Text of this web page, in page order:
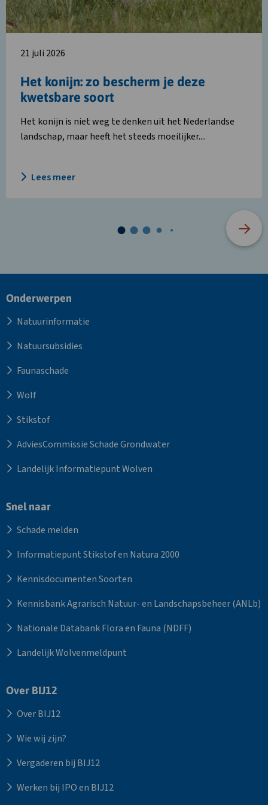
Het konijn: zo bescherm je deze
kwetsbare soort
21 juli 2026
Het konijn is niet weg te denken uit het Nederlandse
landschap, maar heeft het steeds moeilijker....
Lees meer
deze
kwetsbare
Site
Onderwerpen
Natuurinformatie
Natuursubsidies
Faunaschade
Wolf
Stikstof
AdviesCommissie Schade Grondwater
Landelijk Informatiepunt Wolven
Snel naar
Schade melden
Informatiepunt Stikstof en Natura 2000
Kennisdocumenten Soorten
Kennisbank Agrarisch Natuur- en Landschapsbeheer (ANLb)
Nationale Databank Flora en Fauna (NDFF)
Landelijk Wolvenmeldpunt
Over BIJ12
Over BIJ12
Wie wij zijn?
Vergaderen bij BIJ12
Werken bij IPO en BIJ12